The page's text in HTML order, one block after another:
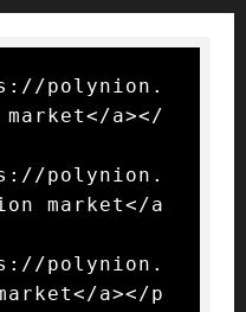
polynion.
a></
polynion.
market</a
polynion.
a></p